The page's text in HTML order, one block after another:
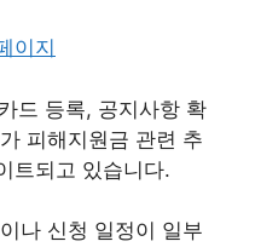
이지
드 등록, 공지사항 확
피해지원금 관련 추
트되고 있습니다.
나 신청 일정이 일부